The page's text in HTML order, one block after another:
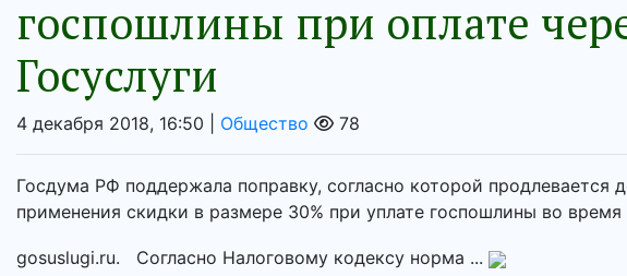
госпошлины при оплате
Госуслуги
4 декабря 2018, 16:50 | Общество 78
Госдума РФ поддержала поправку, согласно которой продлевается
применения скидки в размере 30% при уплате госпошлины во
gosuslugi.ru. Согласно Налоговому кодексу норма ...